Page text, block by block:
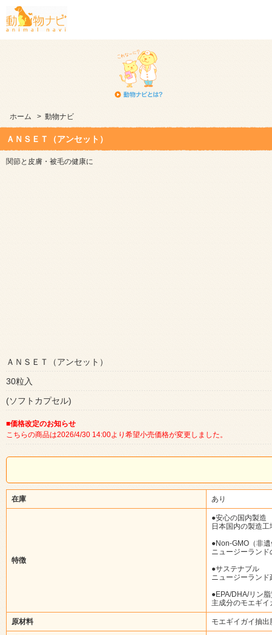
ホーム > 動物ナビ
ＡＮＳＥＴ（アンセット）
関節と皮膚・被毛の健康に
ＡＮＳＥＴ（アンセット）
30粒入
(ソフトカプセル)
■価格改定のお知らせ
こちらの商品は2026/4/30 14:00より希望小売価格が変更しました。
在庫 あり
特徴
●安心の国内製造
日本国内の製造工
●Non-GMO（非遺
ニュージーラン
●サステナブル
ニュージーラン
●EPA/DHA/リン
主成分のモエギ
原材料 モエギイガイ抽出